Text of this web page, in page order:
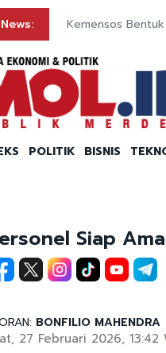
Kemensos
POLITIK BISNIS
Siap
BONFILIO MAHENDRA
27 Februari 2026, 13:42